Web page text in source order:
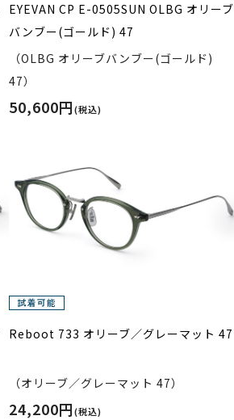
EYEVAN CP E-0505SUN OLBG オリーブ
バンブー(ゴールド) 47
（OLBG オリーブバンブー(ゴールド)
47）
50,600円(税込)
Reboot 733 オリーブ／グレーマット 47
（オリーブ／グレーマット 47）
24,200円(税込)